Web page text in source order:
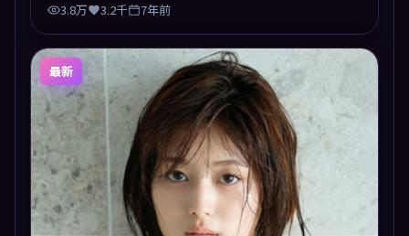
3.8万 3.2千 7年前
最新